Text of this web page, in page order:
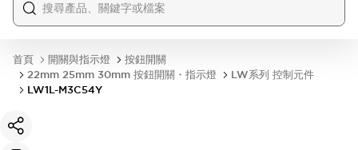
首頁 開關與指示燈
按鈕開關
22mm 25mm 30mm 按鈕開關・指示燈
LW系列 控制元件
LW1L-M3C54Y